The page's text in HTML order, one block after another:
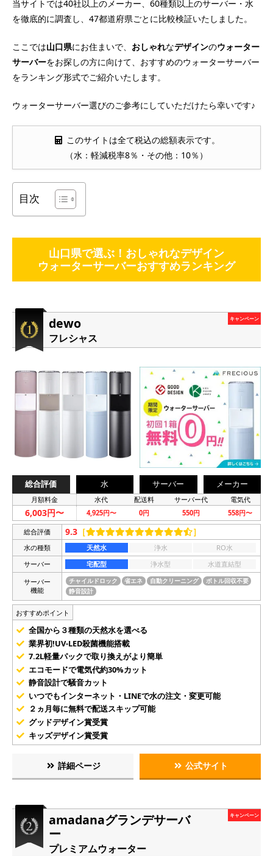
当サイトでは40社以上のメーカー、60種類以上のサーバー・水
を徹底的に調査し、47都道府県ごとに比較検証いたしました。
ここでは山口県にお住まいで、 おしゃれなデザインのウォーター
サーバーをお探しの方に向けて、おすすめのウォーターサーバー
をランキング形式でご紹介いたします。
ウォーターサーバー選びのご参考にしていただけたら幸いです♪
このサイトは全て税込の総額表示です。
（水：軽減税率8％・その他：10％）
目次
山口県で選ぶ！おしゃれなデザイン
ウォーターサーバーおすすめランキング
dewo
フレシャス
キャンペーン
総合評価 水 サーバー メーカー
月額料金 水代 配送料 サーバー代 電気代
6,003円〜 4,925円〜 0円 550円 558円〜
総合評価 9.3 ［ ］
水の種類 天然水 浄水
RO水
サーバー
宅配型 浄水型
水道直結型
サーバー
機能
チャイルドロック 省エネ 自動クリーニング
ボトル回収不要
静音設計
おすすめポイント
全国から３種類の天然水を選べる
業界初!UV-LED殺菌機能搭載
7.2L軽量パックで取り換えがより簡単
エコモードで電気代約30%カット
静音設計で騒音カット
いつでもインターネット・LINEで水の注文・変更可能
２ヵ月毎に無料で配送スキップ可能
グッドデザイン賞受賞
キッズデザイン賞受賞
詳細ページ 公式サイト
amadanaグランデサーバ
ー
プレミアムウォーター
キャンペーン